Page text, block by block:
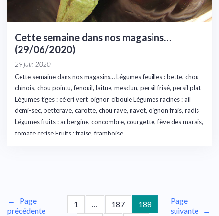
Cette semaine dans nos magasins…
(29/06/2020)
29 juin 2020
Cette semaine dans nos magasins… Légumes feuilles : bette, chou
chinois, chou pointu, fenouil, laitue, mesclun, persil frisé, persil plat
Légumes tiges : céleri vert, oignon ciboule Légumes racines : ail
demi-sec, betterave, carotte, chou rave, navet, oignon frais, radis
Légumes fruits : aubergine, concombre, courgette, fève des marais,
tomate cerise Fruits : fraise, framboise…
←
Page
précédente
1 … 187
188
Page
suivante
→